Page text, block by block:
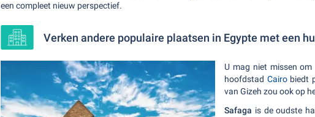
een compleet nieuw perspectief.
Verken andere populaire plaatsen in Egypte met een
U mag niet missen
hoofdstad Cairobiedt
van Gizeh zou ook op
Safaga is de oudste